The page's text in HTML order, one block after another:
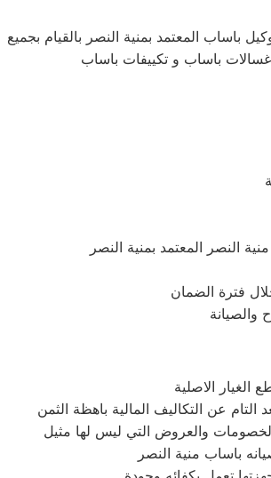
باساب المعتمد بمنية النصر بالقيام بجميع
غسالات باساب و تكييفات باساب
فترة الضمان
والصيانة
الاصلية
باساب منية النصر